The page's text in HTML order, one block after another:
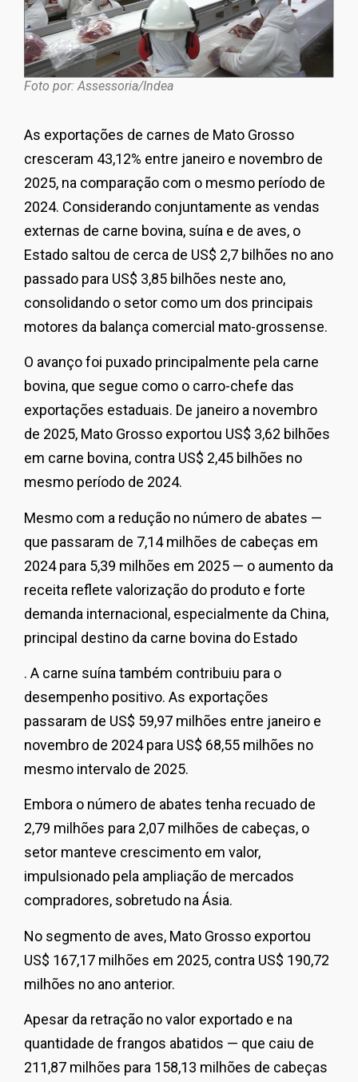
Foto por: Assessoria/Indea
As exportações de carnes de Mato Grosso
cresceram 43,12% entre janeiro e novembro de
2025, na comparação com o mesmo período de
2024. Considerando conjuntamente as vendas
externas de carne bovina, suína e de aves, o
Estado saltou de cerca de US$ 2,7 bilhões no ano
passado para US$ 3,85 bilhões neste ano,
consolidando o setor como um dos principais
motores da balança comercial mato-grossense.
O avanço foi puxado principalmente pela carne
bovina, que segue como o carro-chefe das
exportações estaduais. De janeiro a novembro
de 2025, Mato Grosso exportou US$ 3,62 bilhões
em carne bovina, contra US$ 2,45 bilhões no
mesmo período de 2024.
Mesmo com a redução no número de abates —
que passaram de 7,14 milhões de cabeças em
2024 para 5,39 milhões em 2025 — o aumento da
receita reflete valorização do produto e forte
demanda internacional, especialmente da China,
principal destino da carne bovina do Estado
. A carne suína também contribuiu para o
desempenho positivo. As exportações
passaram de US$ 59,97 milhões entre janeiro e
novembro de 2024 para US$ 68,55 milhões no
mesmo intervalo de 2025.
Embora o número de abates tenha recuado de
2,79 milhões para 2,07 milhões de cabeças, o
setor manteve crescimento em valor,
impulsionado pela ampliação de mercados
compradores, sobretudo na Ásia.
No segmento de aves, Mato Grosso exportou
US$ 167,17 milhões em 2025, contra US$ 190,72
milhões no ano anterior.
Apesar da retração no valor exportado e na
quantidade de frangos abatidos — que caiu de
211,87 milhões para 158,13 milhões de cabeças